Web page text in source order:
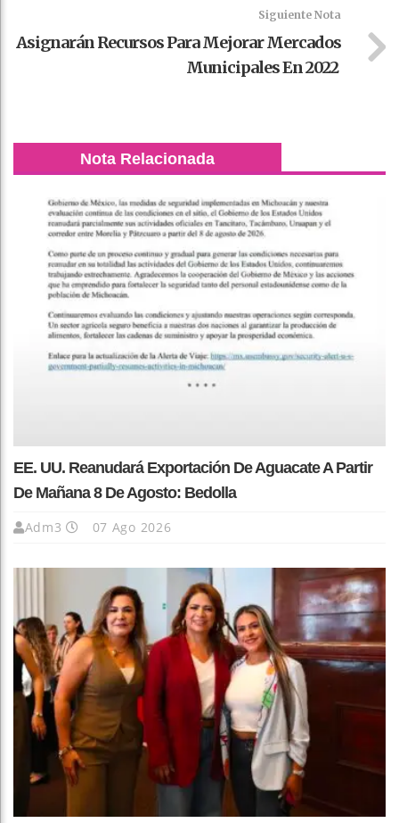
Siguiente Nota
Asignarán Recursos Para Mejorar Mercados
Municipales En 2022
Nota Relacionada
EE. UU. Reanudará Exportación De Aguacate A Partir
De Mañana 8 De Agosto: Bedolla
Adm3 07 Ago 2026